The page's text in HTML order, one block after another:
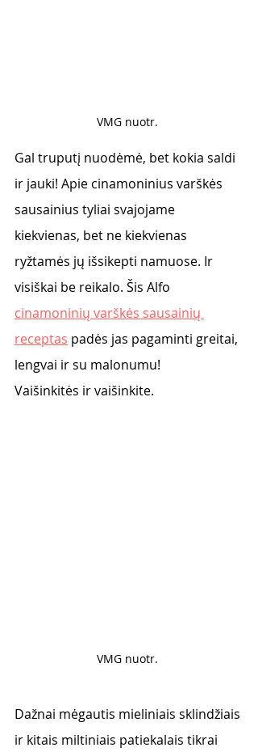
VMG nuotr.
Gal truputį nuodėmė, bet kokia saldi
ir jauki! Apie cinamoninius varškės
sausainius tyliai svajojame
kiekvienas, bet ne kiekvienas
ryžtamės jų išsikepti namuose. Ir
visiškai be reikalo. Šis Alfo
cinamoninių varškės sausainių
receptas padės jas pagaminti greitai,
lengvai ir su malonumu!
Vaišinkitės ir vaišinkite.
VMG nuotr.
Dažnai mėgautis mieliniais sklindžiais
ir kitais miltiniais patiekalais tikrai